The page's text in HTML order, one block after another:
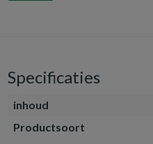
Specificaties
inhoud
Productsoort